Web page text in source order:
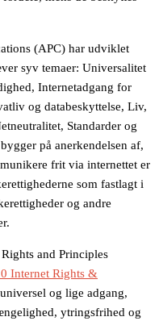
(APC) har udviklet
syv temaer: Universalitet
Internetadgang for
og databeskyttelse, Liv,
Standarder og
på anerkendelsen af,
frit via internettet er
som fastlagt i
og andre
and Principles
Internet Rights &
og lige adgang,
ytringsfrihed og